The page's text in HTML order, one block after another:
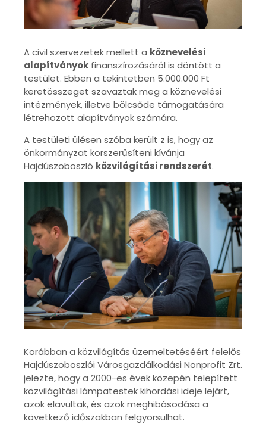
A civil szervezetek mellett a köznevelési
alapítványok finanszírozásáról is döntött a
testület. Ebben a tekintetben 5.000.000 Ft
keretösszeget szavaztak meg a köznevelési
intézmények, illetve bölcsőde támogatására
létrehozott alapítványok számára.
A testületi ülésen szóba került z is, hogy az
önkormányzat korszerűsíteni kívánja
Hajdúszoboszló közvilágítási rendszerét.
Korábban a közvilágítás üzemeltetéséért felelős
Hajdúszoboszlói Városgazdálkodási Nonprofit Zrt.
jelezte, hogy a 2000-es évek közepén telepített
közvilágítási lámpatestek kihordási ideje lejárt,
azok elavultak, és azok meghibásodása a
következő időszakban felgyorsulhat.